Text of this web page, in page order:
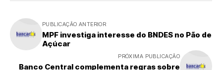
PUBLICAÇÃO ANTERIOR
MPF investiga interesse do BNDES no Pão de
Açúcar
PRÓXIMA PUBLICAÇÃO
Banco Central complementa regras sobre